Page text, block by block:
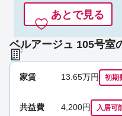
あとで見る
ベルアージュ 105号室
家賃 13.65万円 初期
共益費 4,200円 入居可